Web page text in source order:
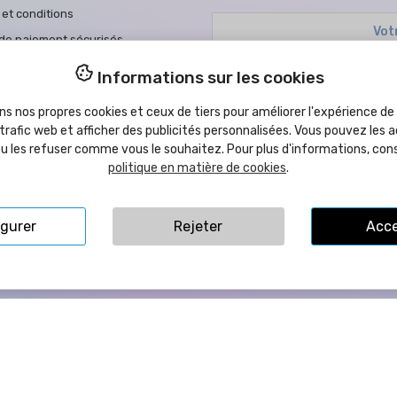
et conditions
paiement sécurisés
d'achat
légales
Llorens, 109B - 12540 Vila-Real (Castellón) ESPAGNE | TVA:
Informations sur les cookies
nos propres cookies et ceux de tiers pour améliorer l'expérience
web et afficher des publicités personnalisées. Vous pouvez les
les refuser comme vous le souhaitez. Pour plus d'informations,
politique en matière de cookies.
Rejeter